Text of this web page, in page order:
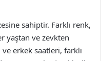
sahiptir. Farklı renk,
yaştan ve zevkten
ve erkek saatleri, farklı